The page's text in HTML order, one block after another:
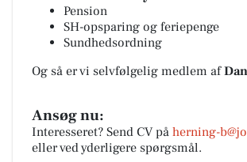
Pension
SH-opsparing og feriepenge
Sundhedsordning
Og så er vi selvfølgelig medlem af
Ansøg nu:
Interesseret? Send CV på herning-
eller ved yderligere spørgsmål.